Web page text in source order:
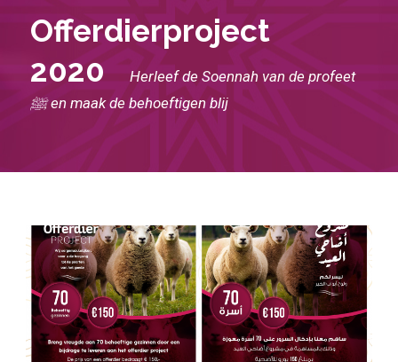
Offerdierproject
2020
Herleef de Soennah van de profeet
ﷺ en maak de behoeftigen blij